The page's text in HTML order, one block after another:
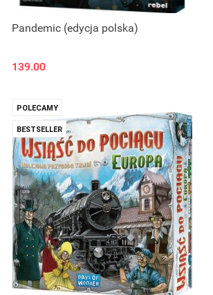
Pandemic (edycja polska)
139.00
POLECAMY
BESTSELLER